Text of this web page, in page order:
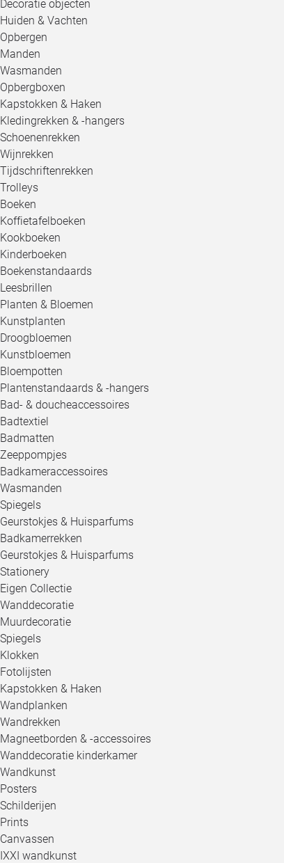
Decoratie objecten
Huiden & Vachten
Opbergen
Manden
Wasmanden
Opbergboxen
Kapstokken & Haken
Kledingrekken & -hangers
Schoenenrekken
Wijnrekken
Tijdschriftenrekken
Trolleys
Boeken
Koffietafelboeken
Kookboeken
Kinderboeken
Boekenstandaards
Leesbrillen
Planten & Bloemen
Kunstplanten
Droogbloemen
Kunstbloemen
Bloempotten
Plantenstandaards & -hangers
Bad- & doucheaccessoires
Badtextiel
Badmatten
Zeeppompjes
Badkameraccessoires
Wasmanden
Spiegels
Geurstokjes & Huisparfums
Badkamerrekken
Geurstokjes & Huisparfums
Stationery
Eigen Collectie
Wanddecoratie
Muurdecoratie
Spiegels
Klokken
Fotolijsten
Kapstokken & Haken
Wandplanken
Wandrekken
Magneetborden & -accessoires
Wanddecoratie kinderkamer
Wandkunst
Posters
Schilderijen
Prints
Canvassen
IXXI wandkunst